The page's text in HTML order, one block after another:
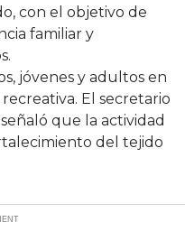
con el objetivo de
familiar y
jóvenes y adultos en
El secretario
que la actividad
del tejido